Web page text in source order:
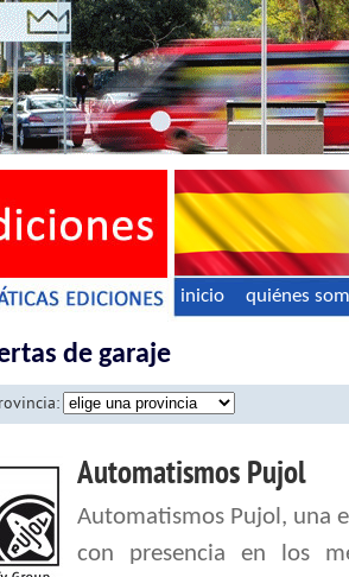
inicio quiénes
de garaje
Automatismos Pujol
Automatismos Pujol, una
con presencia en los